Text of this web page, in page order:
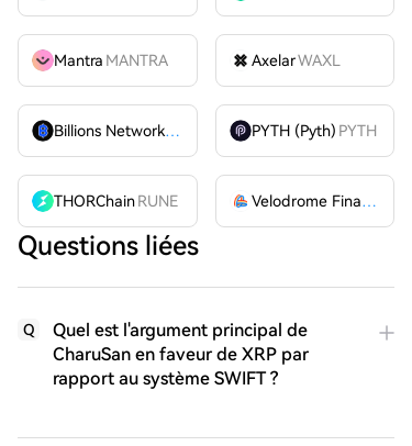
Mantra MANTRA AxelarWAXL
Billions Network
BILL PYTH (Pyth) PYTH
THORChainRUNE Velodrome Finance
Questions liées
Q
Quel est l'argument principal de
CharuSan en faveur de XRP par
rapport au système SWIFT ?